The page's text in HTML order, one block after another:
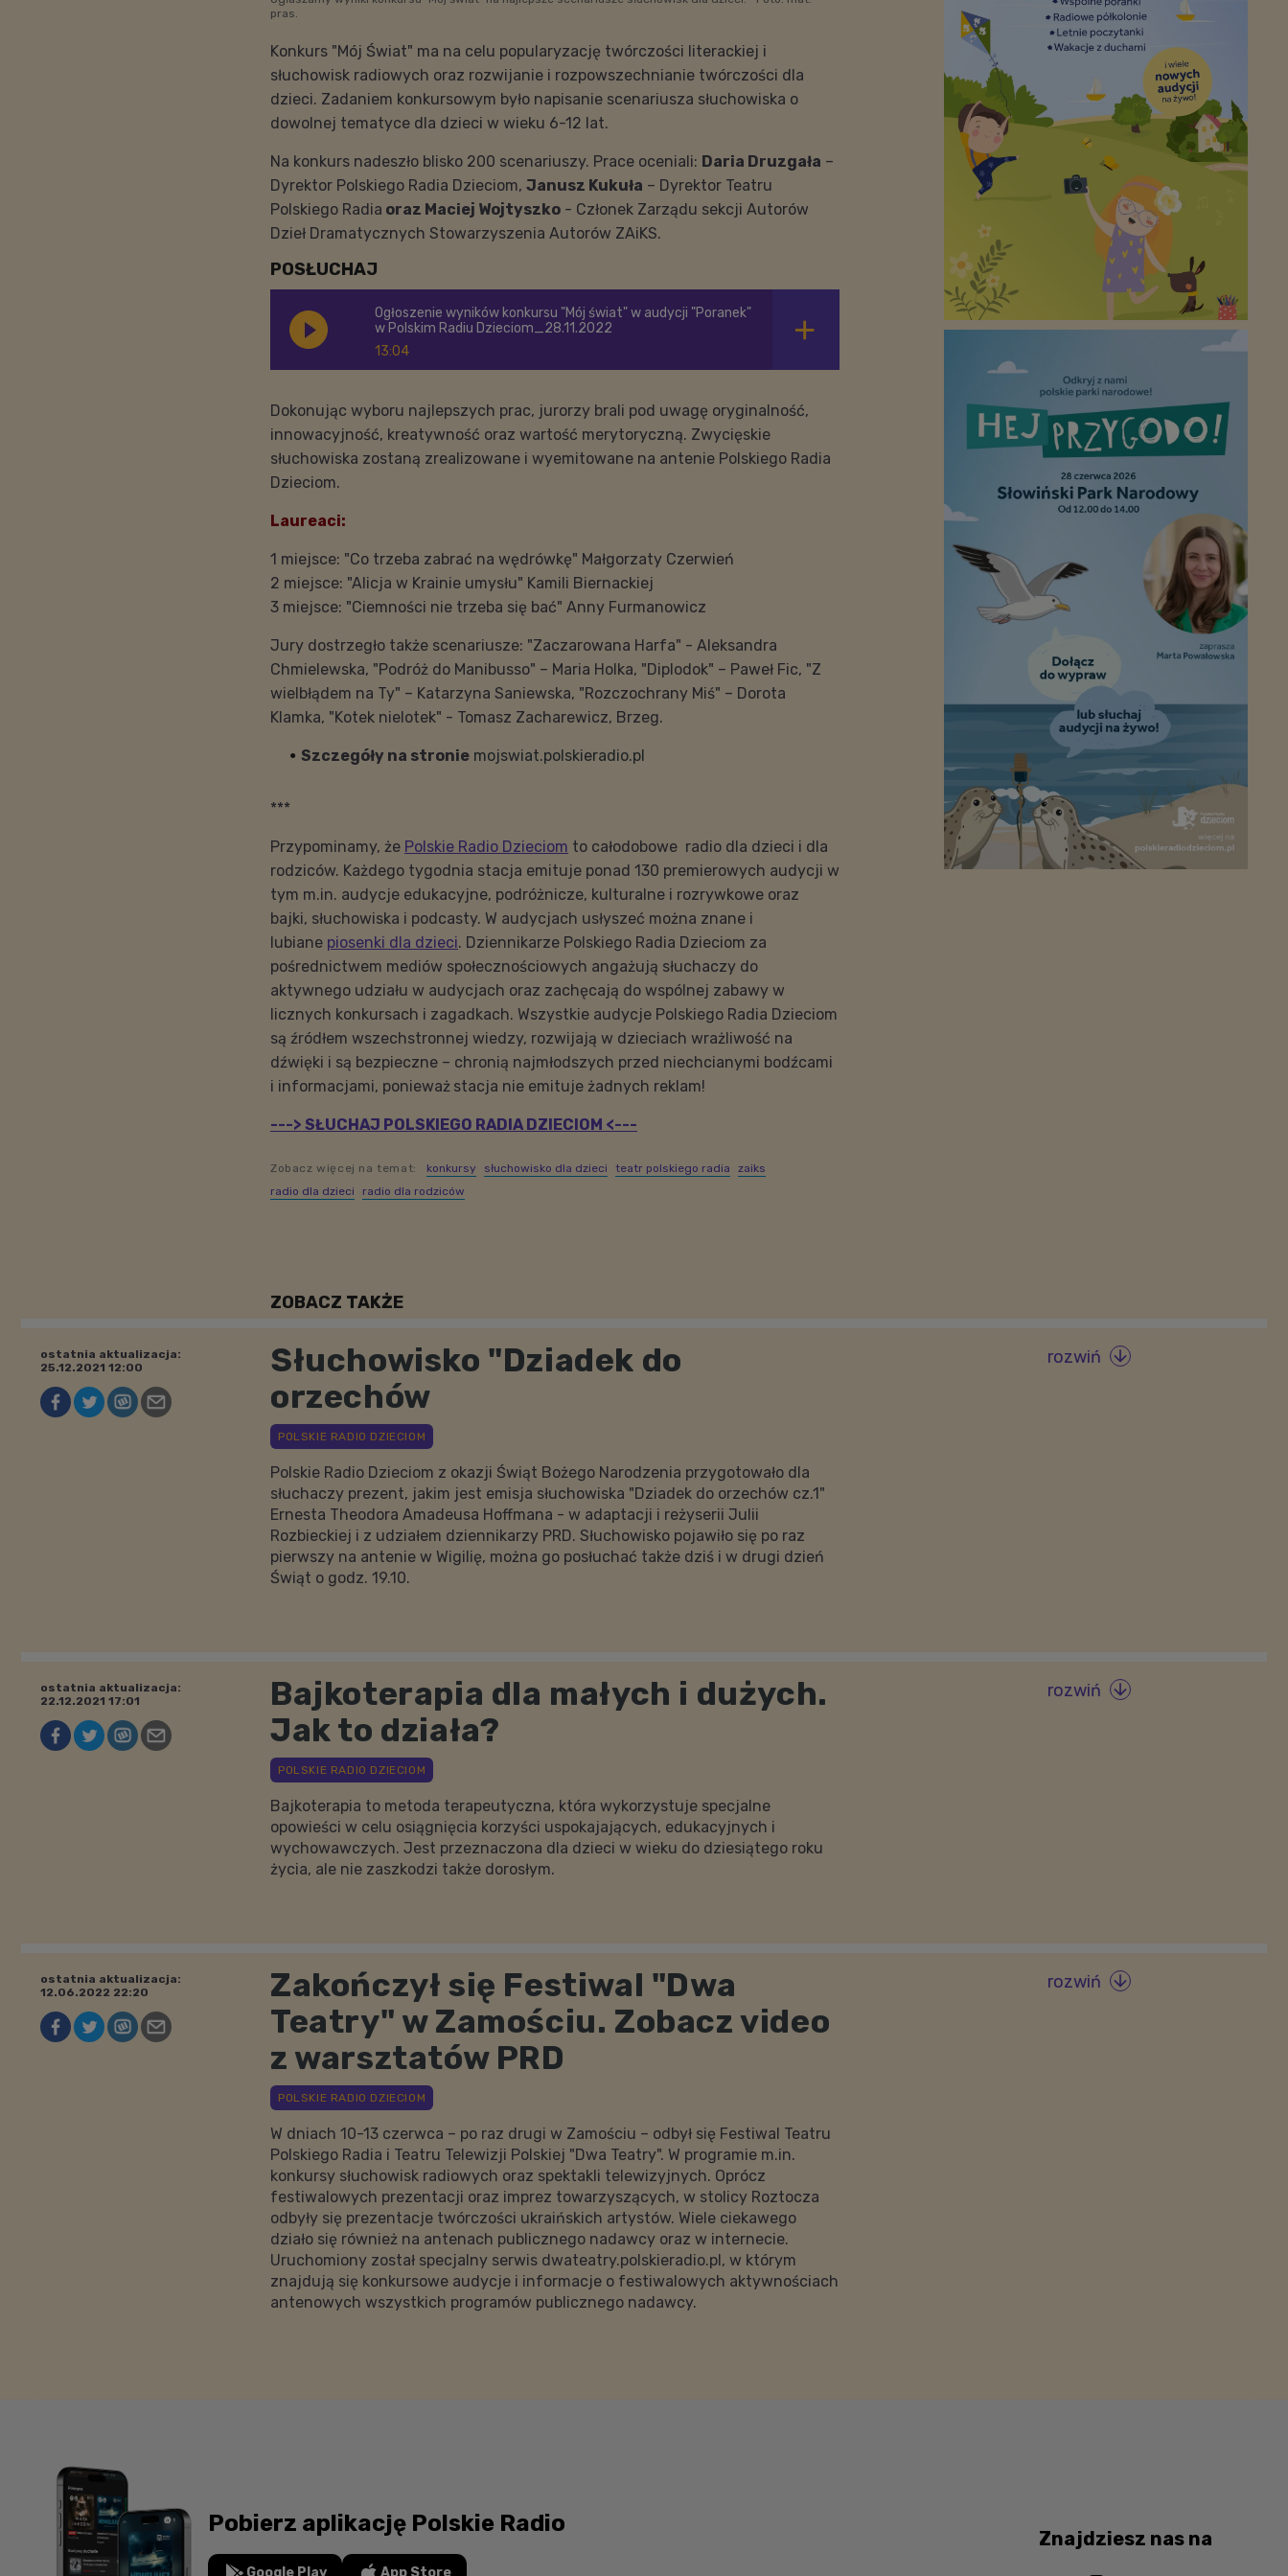
pras.
Konkurs "Mój Świat" ma na celu popularyzację twórczości literackiej i
słuchowisk radiowych oraz rozwijanie i rozpowszechnianie twórczości dla
dzieci. Zadaniem konkursowym było napisanie scenariusza słuchowiska o
dowolnej tematyce dla dzieci w wieku 6-12 lat.
Na konkurs nadeszło blisko 200 scenariuszy. Prace oceniali: Daria Druzgała –
Dyrektor Polskiego Radia Dzieciom, Janusz Kukuła – Dyrektor Teatru
Polskiego Radia oraz Maciej Wojtyszko - Członek Zarządu sekcji Autorów
Dzieł Dramatycznych Stowarzyszenia Autorów ZAiKS.
POSŁUCHAJ
13:04
Ogłoszenie wyników konkursu "Mój świat" w audycji "Poranek"
w Polskim Radiu Dzieciom_28.11.2022
Dokonując wyboru najlepszych prac, jurorzy brali pod uwagę oryginalność,
innowacyjność, kreatywność oraz wartość merytoryczną. Zwycięskie
słuchowiska zostaną zrealizowane i wyemitowane na antenie Polskiego Radia
Dzieciom.
Laureaci:
1 miejsce: "Co trzeba zabrać na wędrówkę" Małgorzaty Czerwień
2 miejsce: "Alicja w Krainie umysłu" Kamili Biernackiej
3 miejsce: "Ciemności nie trzeba się bać" Anny Furmanowicz
Jury dostrzegło także scenariusze: "Zaczarowana Harfa" - Aleksandra
Chmielewska, "Podróż do Manibusso" – Maria Holka, "Diplodok" – Paweł Fic, "Z
wielbłądem na Ty" – Katarzyna Saniewska, "Rozczochrany Miś" – Dorota
Klamka, "Kotek nielotek" - Tomasz Zacharewicz, Brzeg.
Szczegóły na stronie mojswiat.polskieradio.pl
***
Przypominamy, że Polskie Radio Dzieciom to całodobowe radio dla dzieci i dla
rodziców. Każdego tygodnia stacja emituje ponad 130 premierowych audycji w
tym m.in. audycje edukacyjne, podróżnicze, kulturalne i rozrywkowe oraz
bajki, słuchowiska i podcasty. W audycjach usłyszeć można znane i
lubiane piosenki dla dzieci. Dziennikarze Polskiego Radia Dzieciom za
pośrednictwem mediów społecznościowych angażują słuchaczy do
aktywnego udziału w audycjach oraz zachęcają do wspólnej zabawy w
licznych konkursach i zagadkach. Wszystkie audycje Polskiego Radia Dzieciom
są źródłem wszechstronnej wiedzy, rozwijają w dzieciach wrażliwość na
dźwięki i są bezpieczne – chronią najmłodszych przed niechcianymi bodźcami
i informacjami, ponieważ stacja nie emituje żadnych reklam!
---> SŁUCHAJ POLSKIEGO RADIA DZIECIOM <---
Zobacz więcej na temat: konkursy słuchowisko dla dzieci teatr polskiego radia
zaiks
radio dla dzieci
radio dla rodziców
ZOBACZ TAKŻE
Słuchowisko "Dziadek do
orzechów
ostatnia aktualizacja:
25.12.2021 12:00
Polskie Radio Dzieciom z okazji Świąt Bożego Narodzenia przygotowało dla
słuchaczy prezent, jakim jest emisja słuchowiska "Dziadek do orzechów cz.1"
Ernesta Theodora Amadeusa Hoffmana - w adaptacji i reżyserii Julii
Rozbieckiej i z udziałem dziennikarzy PRD. Słuchowisko pojawiło się po raz
pierwszy na antenie w Wigilię, można go posłuchać także dziś i w drugi dzień
Świąt o godz. 19.10.
rozwiń 
Bajkoterapia dla małych i dużych.
Jak to działa?
ostatnia aktualizacja:
22.12.2021 17:01
Bajkoterapia to metoda terapeutyczna, która wykorzystuje specjalne
opowieści w celu osiągnięcia korzyści uspokajających, edukacyjnych i
wychowawczych. Jest przeznaczona dla dzieci w wieku do dziesiątego roku
życia, ale nie zaszkodzi także dorosłym.
rozwiń 
Zakończył się Festiwal "Dwa
Teatry" w Zamościu. Zobacz video
z warsztatów PRD
ostatnia aktualizacja:
12.06.2022 22:20
W dniach 10-13 czerwca – po raz drugi w Zamościu – odbył się Festiwal Teatru
Polskiego Radia i Teatru Telewizji Polskiej "Dwa Teatry". W programie m.in.
konkursy słuchowisk radiowych oraz spektakli telewizyjnych. Oprócz
festiwalowych prezentacji oraz imprez towarzyszących, w stolicy Roztocza
odbyły się prezentacje twórczości ukraińskich artystów. Wiele ciekawego
działo się również na antenach publicznego nadawcy oraz w internecie.
Uruchomiony został specjalny serwis dwateatry.polskieradio.pl, w którym
znajdują się konkursowe audycje i informacje o festiwalowych aktywnościach
antenowych wszystkich programów publicznego nadawcy.
rozwiń 
Pobierz aplikację Polskie Radio
Znajdziesz nas na